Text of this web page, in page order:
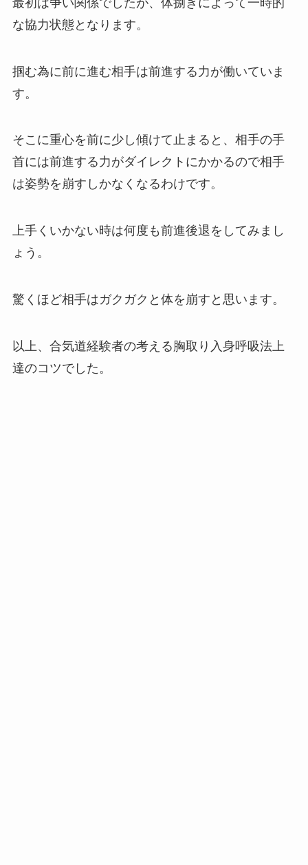
な協力状態となります。
掴む為に前に進む相手は前進する力が働いていま
す。
そこに重心を前に少し傾けて止まると、相手の手
首には前進する力がダイレクトにかかるので相手
は姿勢を崩すしかなくなるわけです。
上手くいかない時は何度も前進後退をしてみまし
ょう。
驚くほど相手はガクガクと体を崩すと思います。
以上、合気道経験者の考える胸取り入身呼吸法上
達のコツでした。